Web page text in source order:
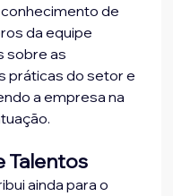
de
da equipe
sobre as
práticas do setor e
a empresa na
Talentos
ainda para o